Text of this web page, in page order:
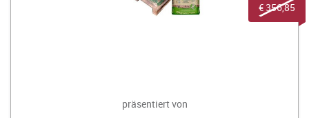
präsentiert von
€ 356,85